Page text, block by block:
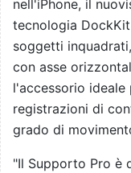
nell'iPhone, il
tecnologia
soggetti
con asse
l'accessorio ideale
registrazioni di
grado di
"Il Supporto Pro è